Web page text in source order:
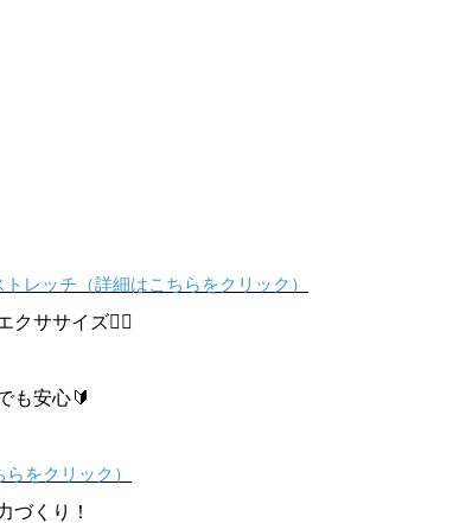
ッチ（詳細はこちらをクリック）
クササイズ👯‍♀️
も安心🔰
をクリック）
づくり！